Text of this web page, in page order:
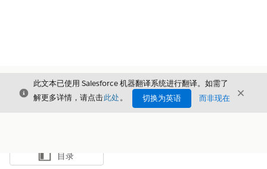
关闭
此文本已使用 Salesforce 机器翻译系统进行翻译。如需了
解更多详情，请点击此处。 切换为英语 而非现在 关闭
显示目录
目录